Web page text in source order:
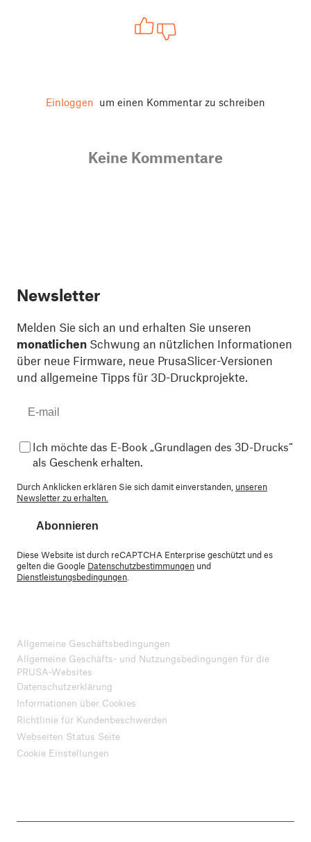
Einloggen um einen Kommentar zu schreiben
Keine Kommentare
Newsletter
Melden Sie sich an und erhalten Sie unseren
monatlichen Schwung an nützlichen Informationen
über neue Firmware, neue PrusaSlicer-Versionen
und allgemeine Tipps für 3D-Druckprojekte.
Ich möchte das E-Book „Grundlagen des 3D-Drucks“
als Geschenk erhalten.
Durch Anklicken erklären Sie sich damit einverstanden, unseren
Newsletter zu erhalten.
Abonnieren
Diese Website ist durch reCAPTCHA Enterprise geschützt und es
gelten die Google Datenschutzbestimmungen und
Dienstleistungsbedingungen
Allgemeine Geschäftsbedingungen
Allgemeine Geschäfts- und Nutzungsbedingungen für die
PRUSA-Websites
Datenschutzerklärung
Informationen über Cookies
Richtlinie für Kundenbeschwerden
Webseiten Status Seite
Cookie Einstellungen